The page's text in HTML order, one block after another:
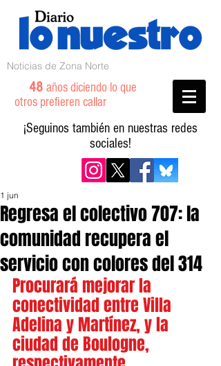
Noticias de Zona Norte
48 años diciendo lo que
otros prefieren callar
¡Seguinos también en nuestras redes
sociales!
Regresa el colectivo 707: la
comunidad recupera el
servicio con colores del 314
1 jun
Procurará mejorar la
conectividad entre Villa
Adelina y Martínez, y la
ciudad de Boulogne,